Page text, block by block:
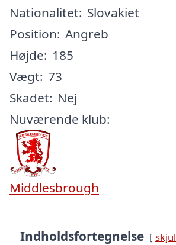
Nationalitet: Slovakiet
Position: Angreb
Højde: 185
Vægt: 73
Skadet: Nej
Nuværende klub:
Middlesbrough
Indholdsfortegnelse skjul